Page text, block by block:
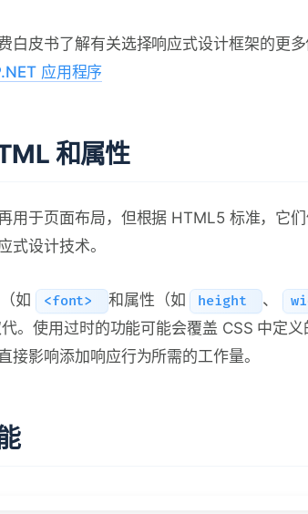
白皮书了解有关选择响应式设计框架的更
应用程序
和属性
用于页面布局，但根据 HTML5 标准，它
式设计技术。
如 <font> 和属性（如 height 、
。使用过时的功能可能会覆盖 CSS 中定
接影响添加响应行为所需的工作量。